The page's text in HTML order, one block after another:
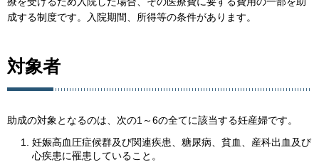
成する制度です。入院期間、所得等の条件があります。
対象者
助成の対象となるのは、次の1～6の全てに該当する妊産婦です。
妊娠高血圧症候群及び関連疾患、糖尿病、貧血、産科出血及び
心疾患に罹患していること。